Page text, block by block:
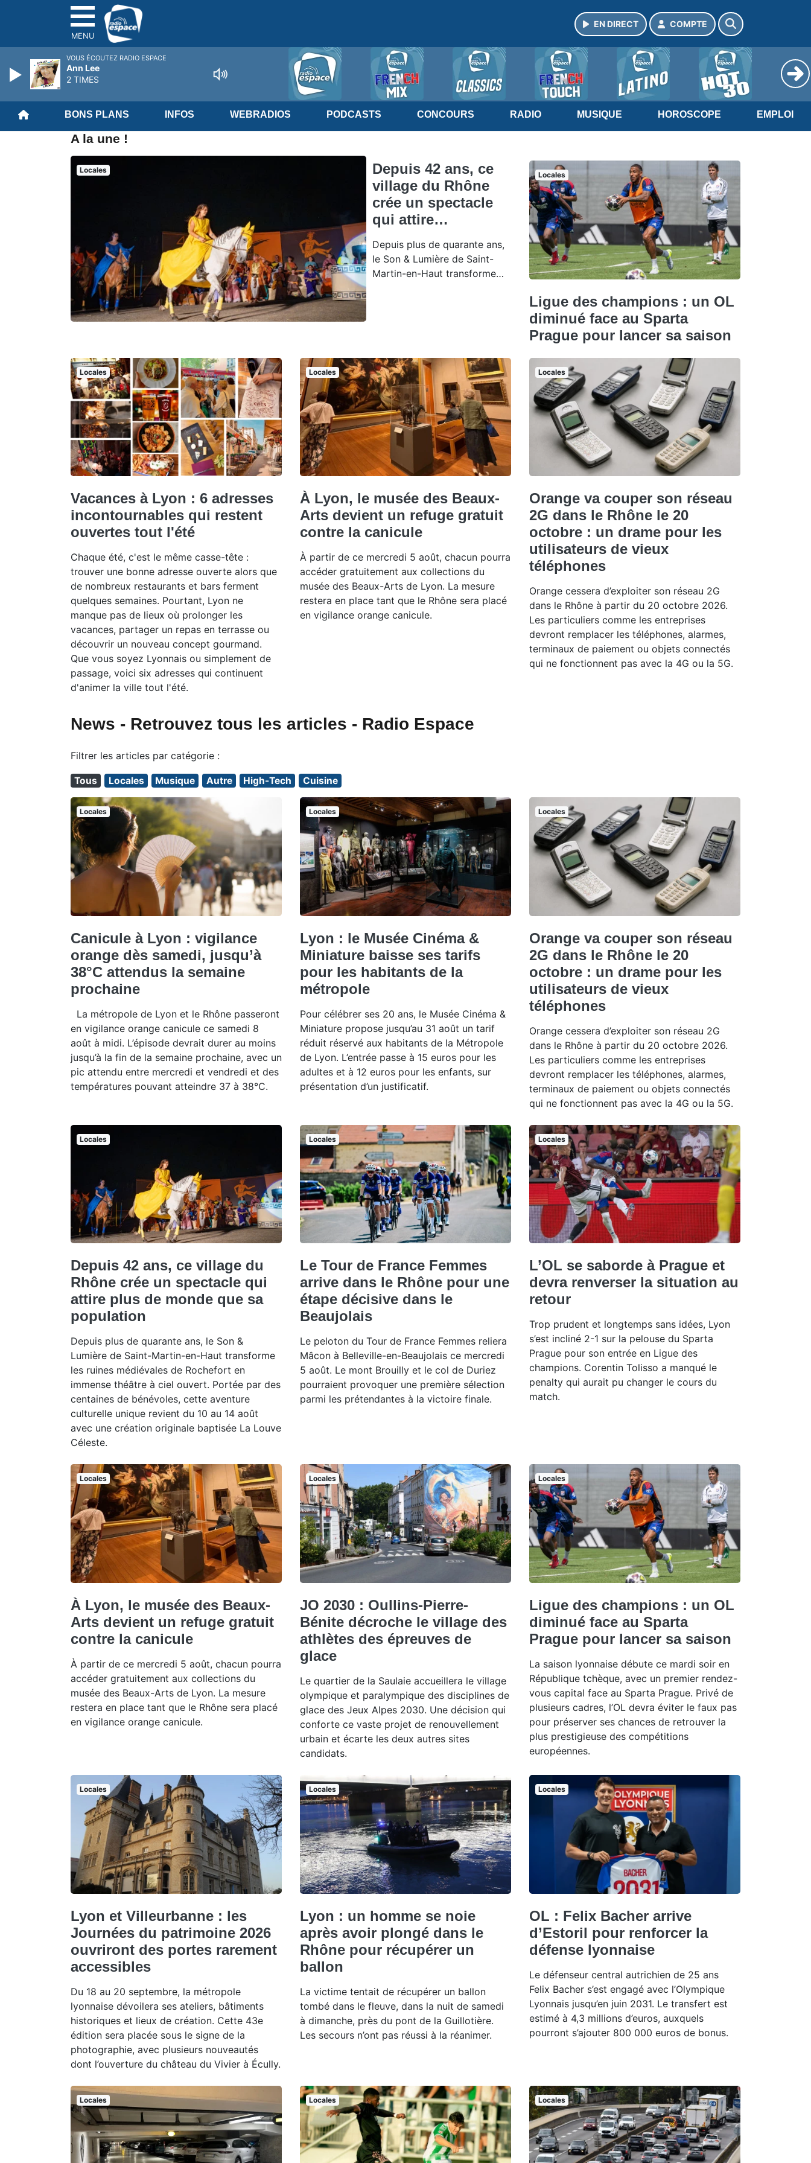
MENU
EN DIRECT COMPTE
BONS PLANS INFOS WEBRADIOS PODCASTS CONCOURS RADIO MUSIQUE HOROSCOPE EMPLOI
A la une !
Locales
Depuis 42 ans, ce
village du Rhône
crée un spectacle
qui attire…
Depuis plus de quarante ans,
le Son & Lumière de Saint-
Martin-en-Haut transforme…
Locales
Ligue des champions : un OL
diminué face au Sparta
Prague pour lancer sa saison
Locales
Vacances à Lyon : 6 adresses
incontournables qui restent
ouvertes tout l'été
Chaque été, c'est le même casse-tête :
trouver une bonne adresse ouverte alors que
de nombreux restaurants et bars ferment
quelques semaines. Pourtant, Lyon ne
manque pas de lieux où prolonger les
vacances, partager un repas en terrasse ou
découvrir un nouveau concept gourmand.
Que vous soyez Lyonnais ou simplement de
passage, voici six adresses qui continuent
d'animer la ville tout l'été.
Locales
À Lyon, le musée des Beaux-
Arts devient un refuge gratuit
contre la canicule
À partir de ce mercredi 5 août, chacun pourra
accéder gratuitement aux collections du
musée des Beaux-Arts de Lyon. La mesure
restera en place tant que le Rhône sera placé
en vigilance orange canicule.
Locales
Orange va couper son réseau
2G dans le Rhône le 20
octobre : un drame pour les
utilisateurs de vieux
téléphones
Orange cessera d’exploiter son réseau 2G
dans le Rhône à partir du 20 octobre 2026.
Les particuliers comme les entreprises
devront remplacer les téléphones, alarmes,
terminaux de paiement ou objets connectés
qui ne fonctionnent pas avec la 4G ou la 5G.
News - Retrouvez tous les articles - Radio Espace
Filtrer les articles par catégorie :
Tous Locales Musique Autre High-Tech Cuisine
Locales
Canicule à Lyon : vigilance
orange dès samedi, jusqu’à
38°C attendus la semaine
prochaine
La métropole de Lyon et le Rhône passeront
en vigilance orange canicule ce samedi 8
août à midi. L’épisode devrait durer au moins
jusqu’à la fin de la semaine prochaine, avec un
pic attendu entre mercredi et vendredi et des
températures pouvant atteindre 37 à 38°C.
Locales
Lyon : le Musée Cinéma &
Miniature baisse ses tarifs
pour les habitants de la
métropole
Pour célébrer ses 20 ans, le Musée Cinéma &
Miniature propose jusqu’au 31 août un tarif
réduit réservé aux habitants de la Métropole
de Lyon. L’entrée passe à 15 euros pour les
adultes et à 12 euros pour les enfants, sur
présentation d’un justificatif.
Locales
Orange va couper son réseau
2G dans le Rhône le 20
octobre : un drame pour les
utilisateurs de vieux
téléphones
Orange cessera d’exploiter son réseau 2G
dans le Rhône à partir du 20 octobre 2026.
Les particuliers comme les entreprises
devront remplacer les téléphones, alarmes,
terminaux de paiement ou objets connectés
qui ne fonctionnent pas avec la 4G ou la 5G.
Locales
Depuis 42 ans, ce village du
Rhône crée un spectacle qui
attire plus de monde que sa
population
Depuis plus de quarante ans, le Son &
Lumière de Saint-Martin-en-Haut transforme
les ruines médiévales de Rochefort en
immense théâtre à ciel ouvert. Portée par des
centaines de bénévoles, cette aventure
culturelle unique revient du 10 au 14 août
avec une création originale baptisée La Louve
Céleste.
Locales
Le Tour de France Femmes
arrive dans le Rhône pour une
étape décisive dans le
Beaujolais
Le peloton du Tour de France Femmes reliera
Mâcon à Belleville-en-Beaujolais ce mercredi
5 août. Le mont Brouilly et le col de Duriez
pourraient provoquer une première sélection
parmi les prétendantes à la victoire finale.
Locales
L’OL se saborde à Prague et
devra renverser la situation au
retour
Trop prudent et longtemps sans idées, Lyon
s’est incliné 2-1 sur la pelouse du Sparta
Prague pour son entrée en Ligue des
champions. Corentin Tolisso a manqué le
penalty qui aurait pu changer le cours du
match.
Locales
À Lyon, le musée des Beaux-
Arts devient un refuge gratuit
contre la canicule
À partir de ce mercredi 5 août, chacun pourra
accéder gratuitement aux collections du
musée des Beaux-Arts de Lyon. La mesure
restera en place tant que le Rhône sera placé
en vigilance orange canicule.
Locales
JO 2030 : Oullins-Pierre-
Bénite décroche le village des
athlètes des épreuves de
glace
Le quartier de la Saulaie accueillera le village
olympique et paralympique des disciplines de
glace des Jeux Alpes 2030. Une décision qui
conforte ce vaste projet de renouvellement
urbain et écarte les deux autres sites
candidats.
Locales
Ligue des champions : un OL
diminué face au Sparta
Prague pour lancer sa saison
La saison lyonnaise débute ce mardi soir en
République tchèque, avec un premier rendez-
vous capital face au Sparta Prague. Privé de
plusieurs cadres, l’OL devra éviter le faux pas
pour préserver ses chances de retrouver la
plus prestigieuse des compétitions
européennes.
Locales
Lyon et Villeurbanne : les
Journées du patrimoine 2026
ouvriront des portes rarement
accessibles
Du 18 au 20 septembre, la métropole
lyonnaise dévoilera ses ateliers, bâtiments
historiques et lieux de création. Cette 43e
édition sera placée sous le signe de la
photographie, avec plusieurs nouveautés
dont l’ouverture du château du Vivier à Écully.
Locales
Lyon : un homme se noie
après avoir plongé dans le
Rhône pour récupérer un
ballon
La victime tentait de récupérer un ballon
tombé dans le fleuve, dans la nuit de samedi
à dimanche, près du pont de la Guillotière.
Les secours n’ont pas réussi à la réanimer.
Locales
OL : Felix Bacher arrive
d’Estoril pour renforcer la
défense lyonnaise
Le défenseur central autrichien de 25 ans
Felix Bacher s’est engagé avec l’Olympique
Lyonnais jusqu’en juin 2031. Le transfert est
estimé à 4,3 millions d’euros, auxquels
pourront s’ajouter 800 000 euros de bonus.
Locales Locales Locales
VOUS ÉCOUTEZ RADIO ESPACE
Ann Lee
2 TIMES